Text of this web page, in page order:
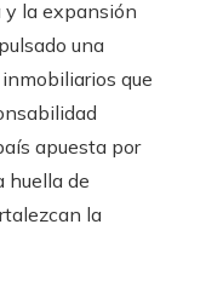
y la expansión
una
que
apuesta por
huella de
la